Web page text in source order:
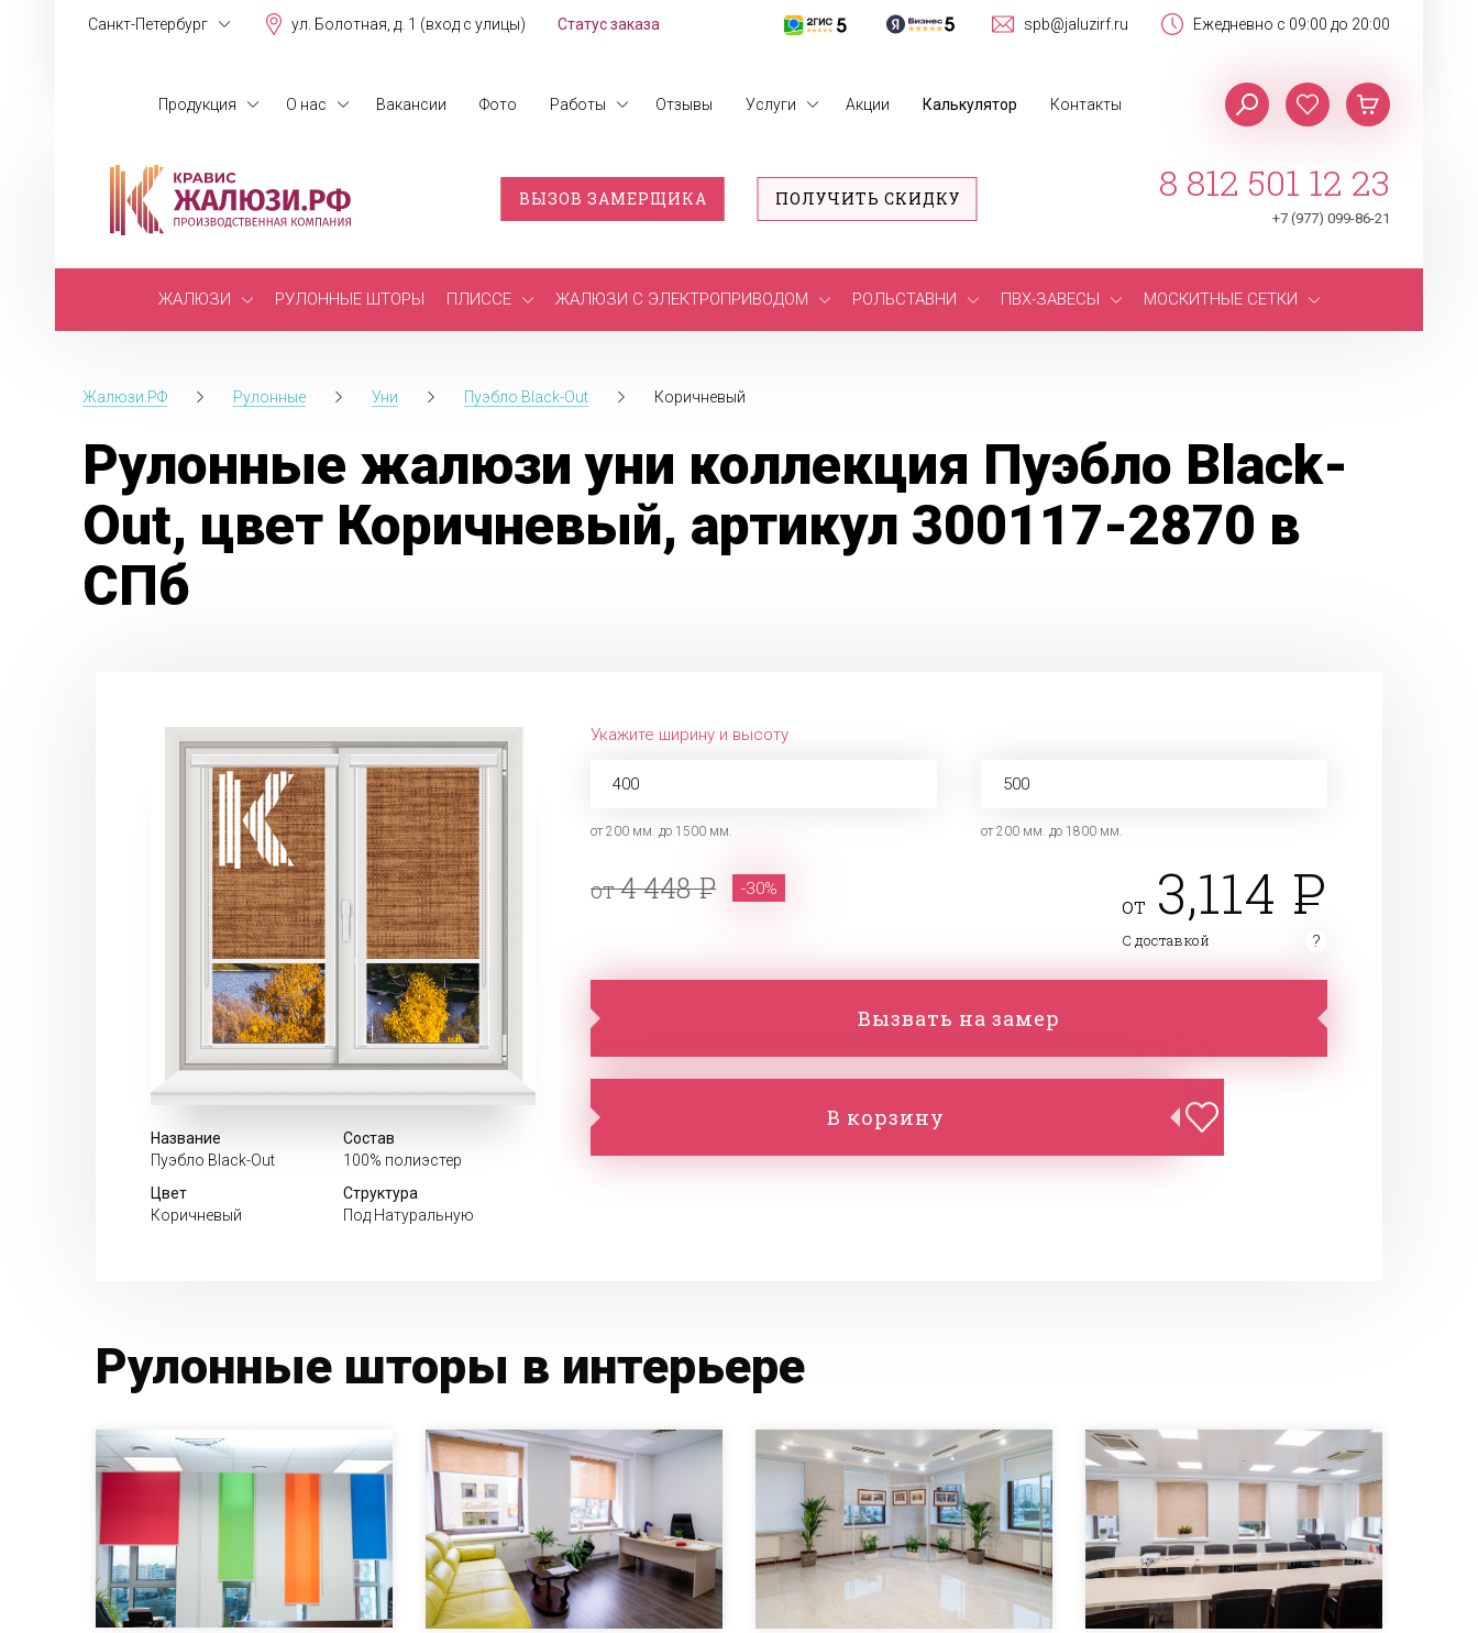
Санкт-Петербург ул. Болотная, д. 1 (вход с улицы) Ежедневно с 09:00 до 20:00
spb@jaluzirf.ru
Статус заказа
Продукция О нас Вакансии Фото Работы Отзывы Услуги Акции Калькулятор Контакты
ВЫЗОВ ЗАМЕРЩИКА ПОЛУЧИТЬ СКИДКУ 8 812 501 12 23
+7 (977) 099-86-21
ЖАЛЮЗИ РУЛОННЫЕ ШТОРЫ ПЛИССЕ ЖАЛЮЗИ С ЭЛЕКТРОПРИВОДОМ РОЛЬСТАВНИ ПВХ-ЗАВЕСЫ МОСКИТНЫЕ СЕТКИ
Жалюзи.РФ Рулонные Уни Пуэбло Black-Out Коричневый
Рулонные жалюзи уни коллекция Пуэбло Black-
Out, цвет Коричневый, артикул 300117-2870 в
СПб
Название
Пуэбло Black-Out
Состав
100% полиэстер
Цвет
Коричневый
Структура
Под Натуральную
Укажите ширину и высоту
от 200 мм. до 1500 мм. от 200 мм. до 1800 мм.
от4 448 -30%
от 3,114
С доставкой
Вызвать на замер
В корзину
Рулонные шторы в интерьере